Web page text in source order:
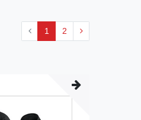
1 2